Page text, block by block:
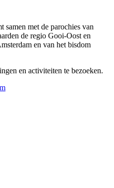
samen met de parochies van
de regio Gooi-Oost en
en van het bisdom
en activiteiten te bezoeken.